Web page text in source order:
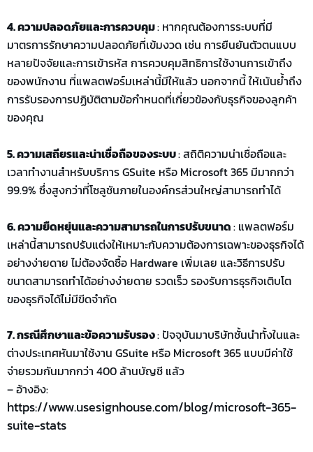
4. ความปลอดภัยและการควบคุม: หากคุณต้องการระบบที่มี
มาตรการรักษาความปลอดภัยที่เข้มงวด เช่น การยืนยันตัวตนแบบ
หลายปัจจัยและการเข้ารหัสการควบคุมสิทธิการใช้งานการเข้าถึง
ของพนักงาน ที่แพลตฟอร์มเหล่านี้มีให้แล้ว นอกจากนี้ ให้เน้นย้ำถึง
การรับรองการปฏิบัติตามข้อกำหนดที่เกี่ยวข้องกับธุรกิจของลูกค้า
ของคุณ
5. ความเสถียรและน่าเชื่อถือของระบบ: สถิติความน่าเชื่อถือและ
เวลาทำงานสำหรับบริการGSuite หรือ Microsoft 365 มีมากกว่า
99.9% ซึ่งสูงกว่าที่โซลูชันภายในองค์กรส่วนใหญ่สามารถทำได้
6. ความยืดหยุ่นและความสามารถในการปรับขนาด: แพลตฟอร์ม
เหล่านี้สามารถปรับแต่งให้เหมาะกับความต้องการเฉพาะของธุรกิจได้
อย่างง่ายดาย ไม่ต้องจัดซื้อ Hardware เพิ่มเลย และวิธีการปรับ
ขนาดสามารถทำได้อย่างง่ายดาย รวดเร็ว รองรับการธุรกิจเติบโต
ของธุรกิจได้ไม่มีขีดจำกัด
7. กรณีศึกษาและข้อความรับรอง: ปัจจุบันมาบริษัทชั้นนำทั้งในและ
ต่างประเทศหันมาใช้งาน GSuite หรือ Microsoft 365 แบบมีค่าใช้
จ่ายรวมกันมากกว่า 400ล้านบัญชี แล้ว
– อ้างอิง:
https://www.usesignhouse.com/blog/microsoft-365-
suite-stats